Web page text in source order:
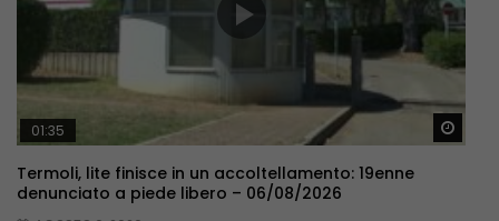
01:35
Termoli, lite finisce in un accoltellamento: 19enne
denunciato a piede libero – 06/08/2026